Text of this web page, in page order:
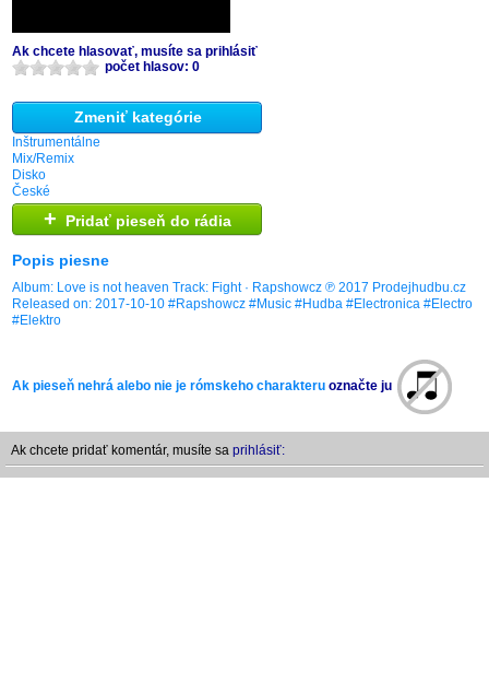
Ak chcete hlasovať, musíte sa prihlásiť
počet hlasov: 0
Zmeniť kategórie
Inštrumentálne
Mix/Remix
Disko
České
+ Pridať pieseň do rádia
Popis piesne
Album: Love is not heaven Track: Fight · Rapshowcz ℗ 2017 Prodejhudbu.cz
Released on: 2017-10-10 #Rapshowcz #Music #Hudba #Electronica #Electro
#Elektro
Ak pieseň nehrá alebo nie je rómskeho charakteru označte ju
Ak chcete pridať komentár, musíte sa prihlásiť: